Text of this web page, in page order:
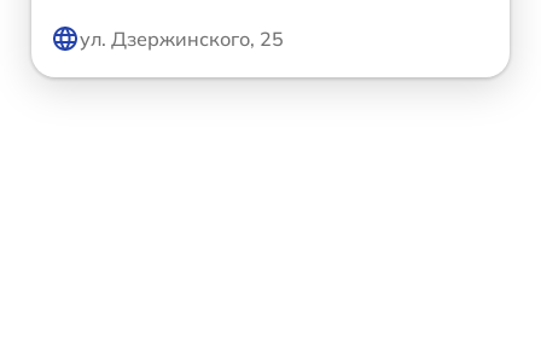
ул. Дзержинского, 25